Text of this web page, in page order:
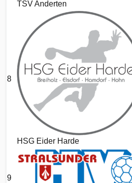
TSV Anderten
8
HSG Eider Harde
9